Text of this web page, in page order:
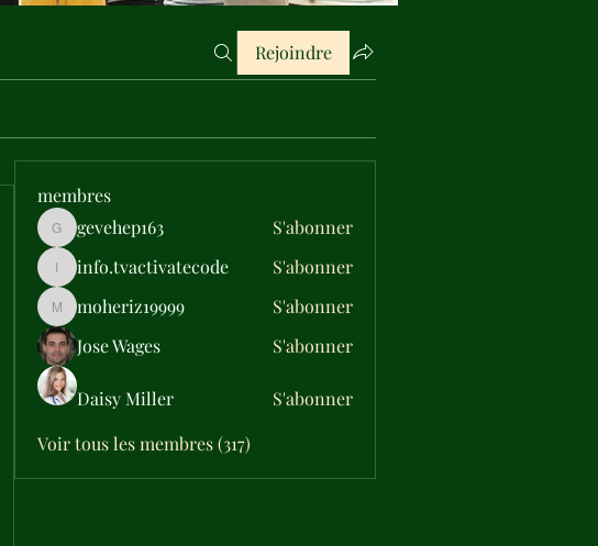
Rejoindre
membres
gevehep163
gevehep163 S'abonner
info.tvactivatecode
info.tvactivatecode S'abonner
moheriz19999
moheriz19999
S'abonner
Jose Wages
S'abonner
Daisy Miller
S'abonner
Voir tous les membres (317)